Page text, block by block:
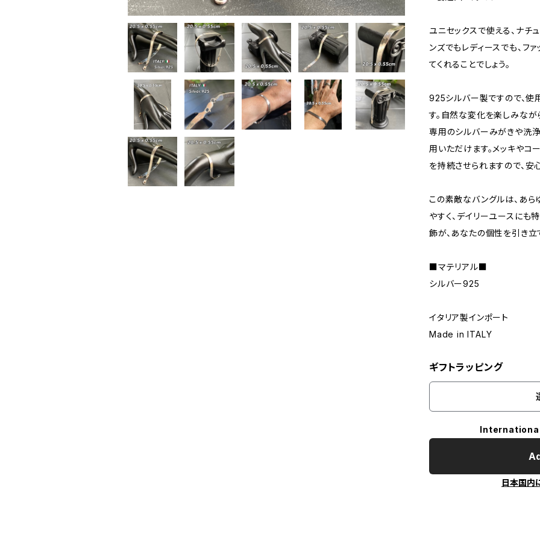
ユニセックスで使える、ナチ
ンズでもレディースでも、フ
てくれることでしょう。
925シルバー製ですので、使
す。自然な変化を楽しみなが
専用のシルバーみがきや洗
用いただけます。メッキやコ
を持続させられますので、安
この素敵なバングルは、あ
やすく、デイリーユースにも
飾が、あなたの個性を引き立
■マテリアル■
シルバー925
イタリア製インポート
Made in ITALY
ギフトラッピング
日本国内